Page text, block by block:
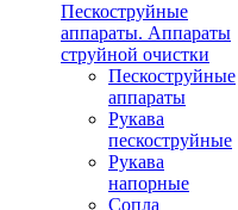
Пескоструйные
аппараты. Аппараты
струйной очистки
Пескоструйные
аппараты
Рукава
пескоструйные
Рукава
напорные
Сопла